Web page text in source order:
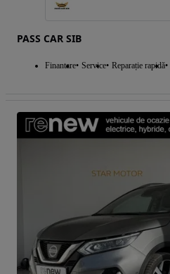
PASS CAR SIB
Finantare Service Reparație rapidă